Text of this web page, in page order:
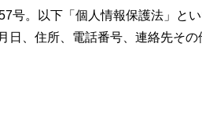
号。以下「個人情報保護法」と
、住所、電話番号、連絡先そ